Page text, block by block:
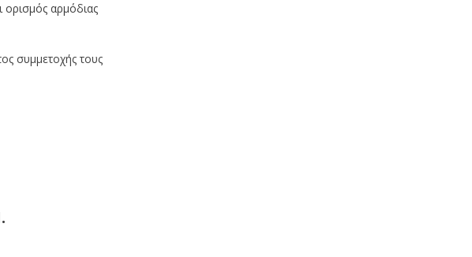
αρμόδιας
συμμετοχής τους